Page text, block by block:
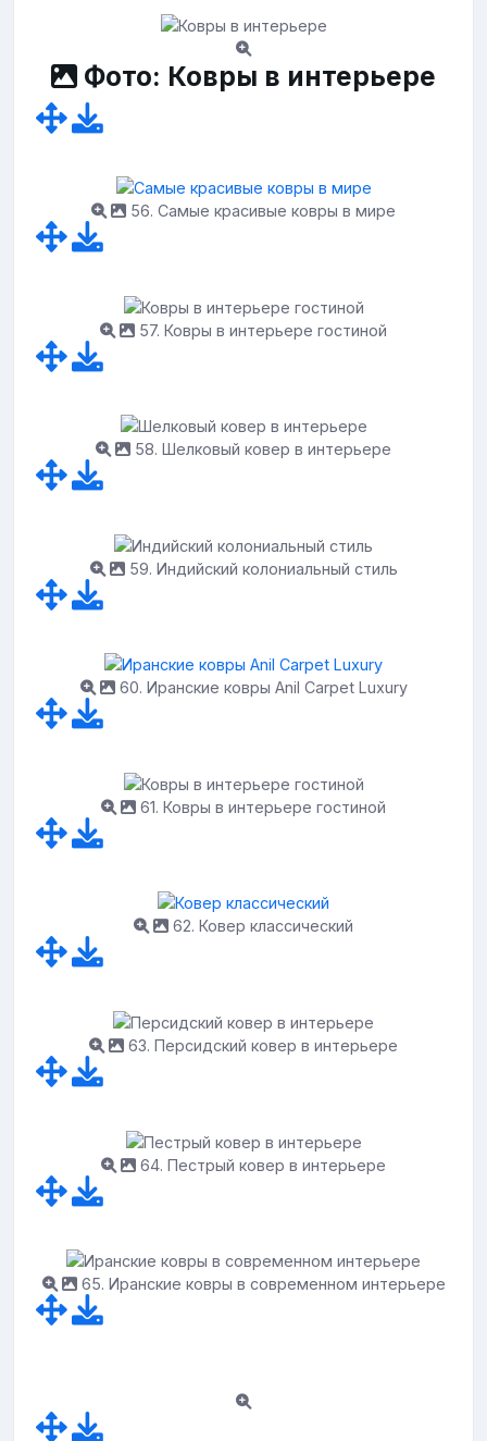
Фото: Ковры в интерьере
56. Самые красивые ковры в мире
57. Ковры в интерьере гостиной
58. Шелковый ковер в интерьере
59. Индийский колониальный стиль
60. Иранские ковры Anil Carpet Luxury
61. Ковры в интерьере гостиной
62. Ковер классический
63. Персидский ковер в интерьере
64. Пестрый ковер в интерьере
65. Иранские ковры в современном интерьере